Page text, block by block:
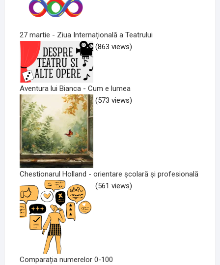
27 martie - Ziua Internațională a Teatrului
(863 views)
Aventura lui Bianca - Cum e lumea
(573 views)
Chestionarul Holland - orientare școlară și profesională
(561 views)
Comparația numerelor 0-100